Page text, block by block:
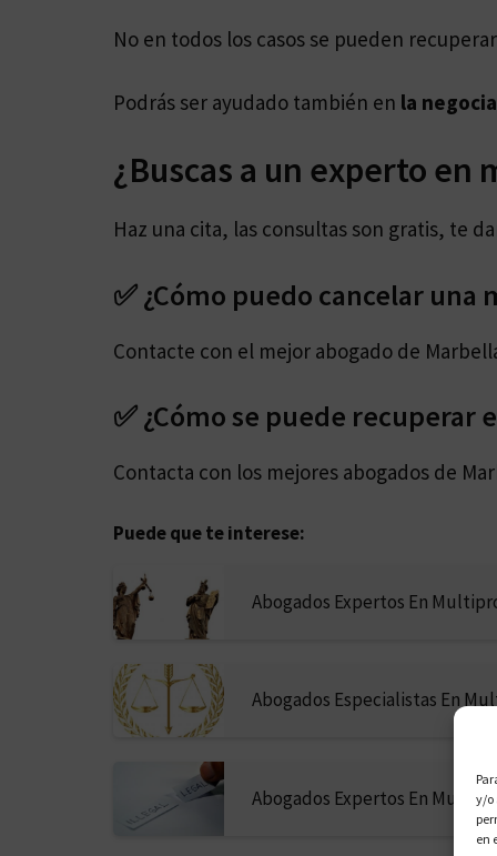
y/o
en
No en todos los casos se pueden
Podrás ser ayudado también en la
¿Buscas a un experto en
Haz una cita, las consultas son gratis, te
✅ ¿Cómo puedo cancelar
Contacte con el mejor abogado de
✅ ¿Cómo se puede
Contacta con los mejores abogados de
Puede que te interese:
Abogados Expertos En
Abogados Especialistas En
Abogados Expertos En